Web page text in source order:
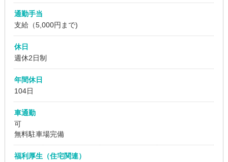
通勤手当
支給（5,000円まで)
休日
週休2日制
年間休日
104日
車通勤
可
無料駐車場完備
福利厚生（住宅関連）